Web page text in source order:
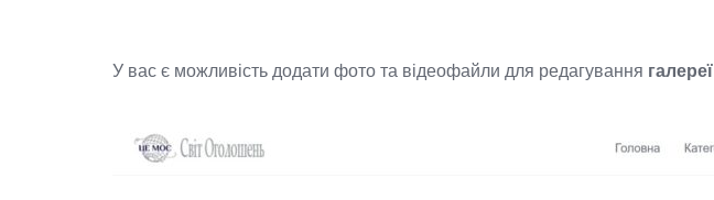
У вас є можливість додати фото та відеофайли для редагування галереї